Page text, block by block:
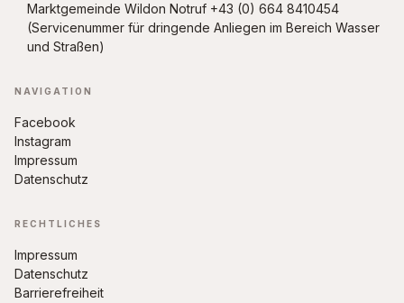
Marktgemeinde Wildon Notruf +43 (0) 664 8410454
(Servicenummer für dringende Anliegen im Bereich Wasser
und Straßen)
NAVIGATION
Facebook
Instagram
Impressum
Datenschutz
RECHTLICHES
Impressum
Datenschutz
Barrierefreiheit